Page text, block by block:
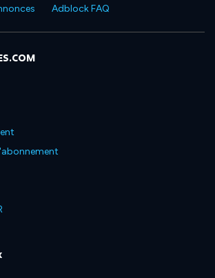
Adblock FAQ